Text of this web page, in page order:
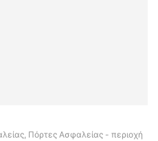
Πόρτες Ασφαλείας - περιοχή